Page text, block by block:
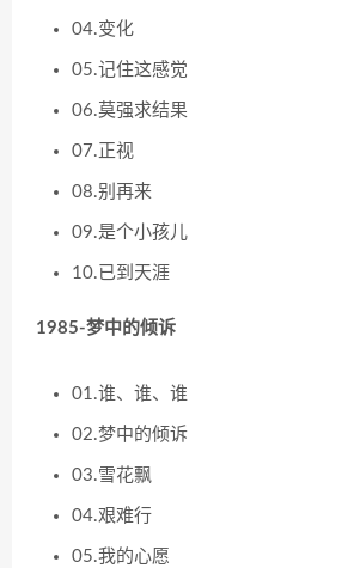
04.变化
05.记住这感觉
06.莫强求结果
07.正视
08.别再来
09.是个小孩儿
10.已到天涯
1985-梦中的倾诉
01.谁、谁、谁
02.梦中的倾诉
03.雪花飘
04.艰难行
05.我的心愿